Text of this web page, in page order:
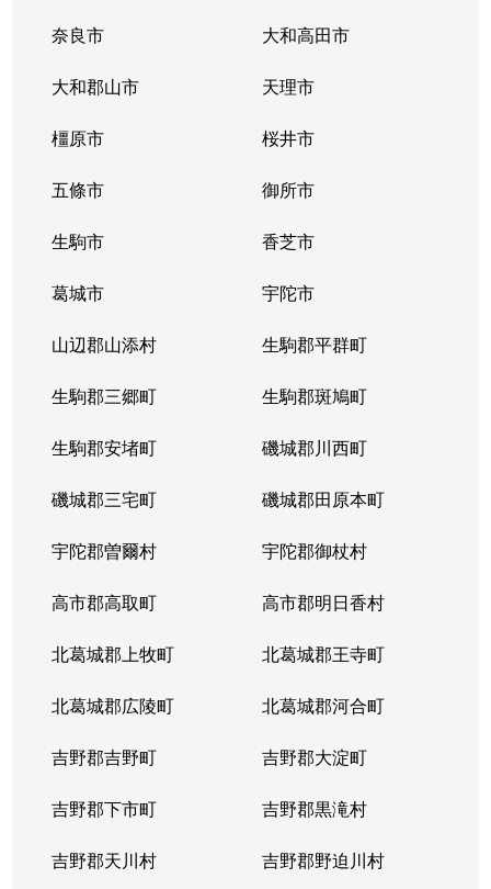
奈良市 大和高田市
大和郡山市 天理市
橿原市 桜井市
五條市 御所市
生駒市 香芝市
葛城市 宇陀市
山辺郡山添村 生駒郡平群町
生駒郡三郷町 生駒郡斑鳩町
生駒郡安堵町 磯城郡川西町
磯城郡三宅町 磯城郡田原本町
宇陀郡曽爾村 宇陀郡御杖村
高市郡高取町 高市郡明日香村
北葛城郡上牧町 北葛城郡王寺町
北葛城郡広陵町 北葛城郡河合町
吉野郡吉野町 吉野郡大淀町
吉野郡下市町 吉野郡黒滝村
吉野郡天川村 吉野郡野迫川村